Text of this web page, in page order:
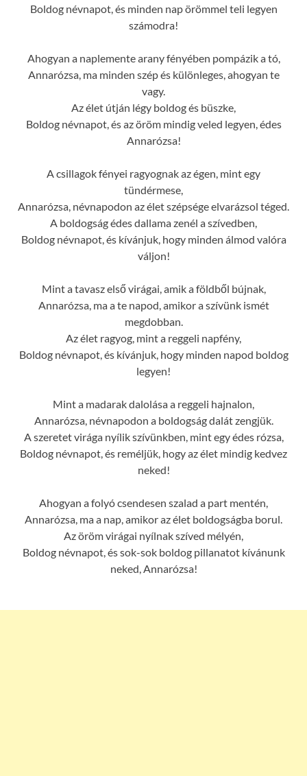
Boldog névnapot, és minden nap örömmel teli legyen
számodra!
Ahogyan a naplemente arany fényében pompázik a tó,
Annarózsa, ma minden szép és különleges, ahogyan te
vagy.
Az élet útján légy boldog és büszke,
Boldog névnapot, és az öröm mindig veled legyen, édes
Annarózsa!
A csillagok fényei ragyognak az égen, mint egy
tündérmese,
Annarózsa, névnapodon az élet szépsége elvarázsol téged.
A boldogság édes dallama zenél a szívedben,
Boldog névnapot, és kívánjuk, hogy minden álmod valóra
váljon!
Mint a tavasz első virágai, amik a földből bújnak,
Annarózsa, ma a te napod, amikor a szívünk ismét
megdobban.
Az élet ragyog, mint a reggeli napfény,
Boldog névnapot, és kívánjuk, hogy minden napod boldog
legyen!
Mint a madarak dalolása a reggeli hajnalon,
Annarózsa, névnapodon a boldogság dalát zengjük.
A szeretet virága nyílik szívünkben, mint egy édes rózsa,
Boldog névnapot, és reméljük, hogy az élet mindig kedvez
neked!
Ahogyan a folyó csendesen szalad a part mentén,
Annarózsa, ma a nap, amikor az élet boldogságba borul.
Az öröm virágai nyílnak szíved mélyén,
Boldog névnapot, és sok-sok boldog pillanatot kívánunk
neked, Annarózsa!